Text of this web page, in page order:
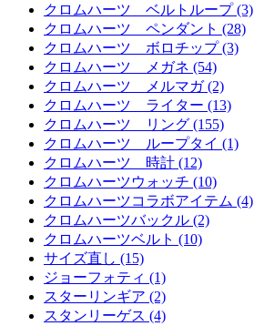
クロムハーツ ベルトループ (3)
クロムハーツ ペンダント (28)
クロムハーツ ボロチップ (3)
クロムハーツ メガネ (54)
クロムハーツ メルマガ (2)
クロムハーツ ライター (13)
クロムハーツ リング (155)
クロムハーツ ループタイ (1)
クロムハーツ 時計 (12)
クロムハーツウォッチ (10)
クロムハーツコラボアイテム (4)
クロムハーツバックル (2)
クロムハーツベルト (10)
サイズ直し (15)
ジョーフォティ (1)
スターリンギア (2)
スタンリーゲス (4)